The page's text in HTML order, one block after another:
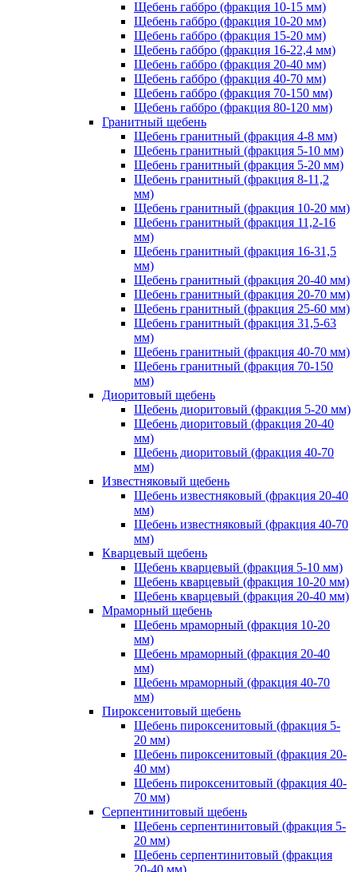
Щебень габбро (фракция 10-15 мм)
Щебень габбро (фракция 10-20 мм)
Щебень габбро (фракция 15-20 мм)
Щебень габбро (фракция 16-22,4 мм)
Щебень габбро (фракция 20-40 мм)
Щебень габбро (фракция 40-70 мм)
Щебень габбро (фракция 70-150 мм)
Щебень габбро (фракция 80-120 мм)
Гранитный щебень
Щебень гранитный (фракция 4-8 мм)
Щебень гранитный (фракция 5-10 мм)
Щебень гранитный (фракция 5-20 мм)
Щебень гранитный (фракция 8-11,2
мм)
Щебень гранитный (фракция 10-20 мм)
Щебень гранитный (фракция 11,2-16
мм)
Щебень гранитный (фракция 16-31,5
мм)
Щебень гранитный (фракция 20-40 мм)
Щебень гранитный (фракция 20-70 мм)
Щебень гранитный (фракция 25-60 мм)
Щебень гранитный (фракция 31,5-63
мм)
Щебень гранитный (фракция 40-70 мм)
Щебень гранитный (фракция 70-150
мм)
Диоритовый щебень
Щебень диоритовый (фракция 5-20 мм)
Щебень диоритовый (фракция 20-40
мм)
Щебень диоритовый (фракция 40-70
мм)
Известняковый щебень
Щебень известняковый (фракция 20-40
мм)
Щебень известняковый (фракция 40-70
мм)
Кварцевый щебень
Щебень кварцевый (фракция 5-10 мм)
Щебень кварцевый (фракция 10-20 мм)
Щебень кварцевый (фракция 20-40 мм)
Мраморный щебень
Щебень мраморный (фракция 10-20
мм)
Щебень мраморный (фракция 20-40
мм)
Щебень мраморный (фракция 40-70
мм)
Пироксенитовый щебень
Щебень пироксенитовый (фракция 5-
20 мм)
Щебень пироксенитовый (фракция 20-
40 мм)
Щебень пироксенитовый (фракция 40-
70 мм)
Серпентинитовый щебень
Щебень серпентинитовый (фракция 5-
20 мм)
Щебень серпентинитовый (фракция
20-40 мм)